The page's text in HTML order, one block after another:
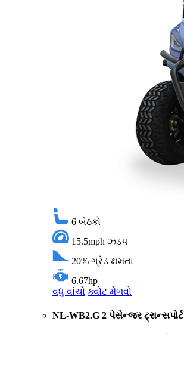
6 બેઠકો
15.5mph ઝડપ
20% ગ્રેડ ક્ષમતા
6.67hp
વધુ વાંચો ક્વોટ મેળવો
NL-WB2.G 2 પેસેન્જર ટ્રાન્સપોર્ટ